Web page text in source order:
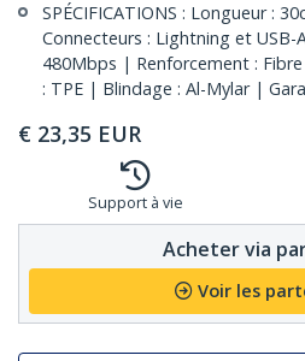
SPÉCIFICATIONS : Longueur :
Connecteurs : Lightning et USB-
480Mbps | Renforcement :
: TPE | Blindage : Al-Mylar |
€ 23,35 EUR
Support à vie
Acheter via
Voir les